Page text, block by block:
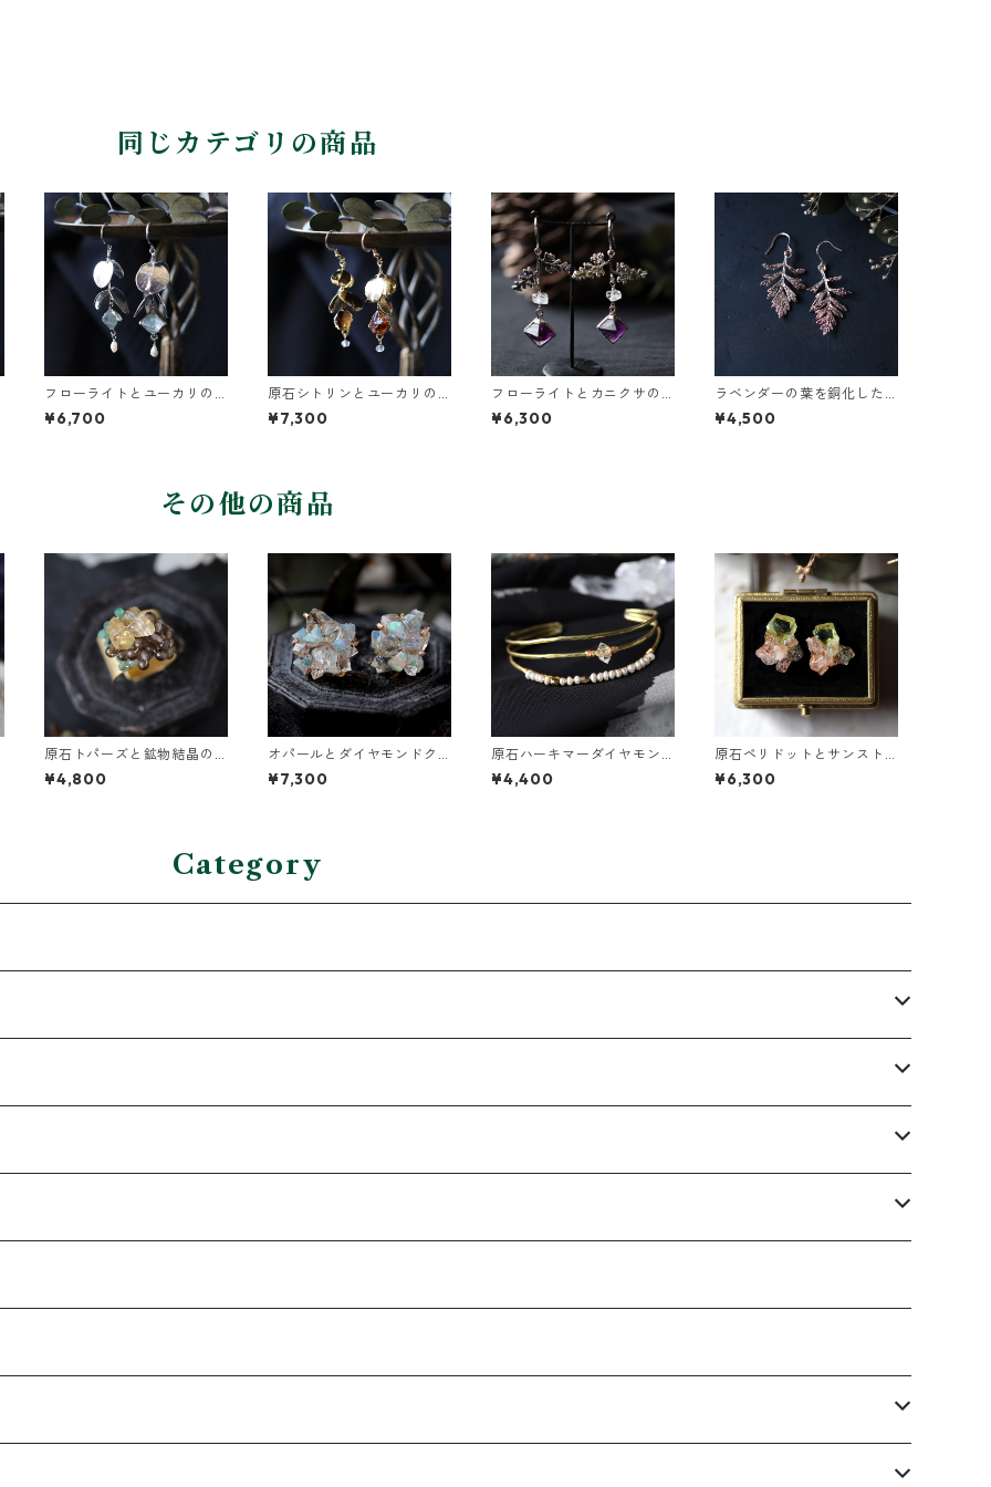
同じカテゴリの商品
フローライトとユーカリの
葉ピアス
¥6,700
原石シトリンとユーカリの
葉のピアス
¥7,300
フローライトとカニクサの
葉ピアス
¥6,300
ラベンダーの葉を銅化した
ピアス
¥4,500
その他の商品
原石トパーズと鉱物結晶の
真鍮幅広イヤーカフ
¥4,800
オパールとダイヤモンドク
ォーツのピアス
¥7,300
原石ハーキマーダイヤモン
ド・パールの3連バングル
¥4,400
原石ペリドットとサンスト
ーンのプチピアス
¥6,300
Category